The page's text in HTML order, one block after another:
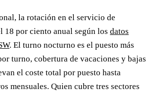
la rotación en el servicio de
18 por ciento anual según los datos
. El turno nocturno es el puesto más
turno, cobertura de vacaciones y bajas
el coste total por puesto hasta
mensuales. Quien cubre tres sectores